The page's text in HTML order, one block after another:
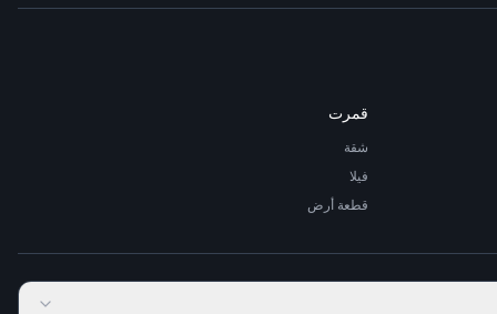
قمرت
شقة
فيلا
قطعة أرض